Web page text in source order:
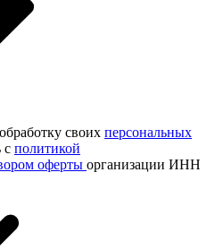
своих персональных
с политикой
оферты организации ИНН